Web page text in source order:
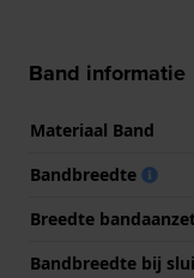
Band informatie
Materiaal Band
Bandbreedte
Breedte
Bandbreedte bij